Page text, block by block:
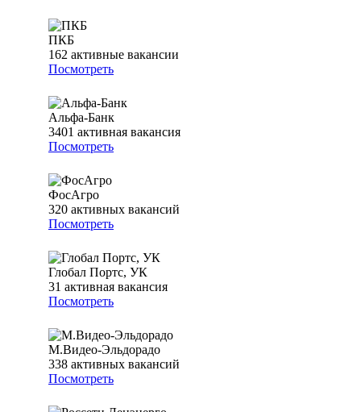
ПКБ
162 активные вакансии
Посмотреть
Альфа-Банк
3401 активная вакансия
Посмотреть
ФосАгро
320 активных вакансий
Посмотреть
Глобал Портс, УК
31 активная вакансия
Посмотреть
М.Видео-Эльдорадо
338 активных вакансий
Посмотреть